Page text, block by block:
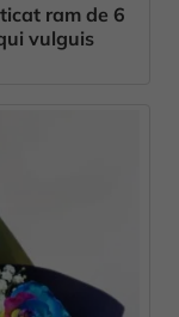
ram de 6
vulguis